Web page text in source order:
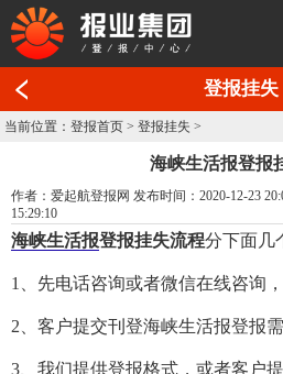
登报挂失
当前位置：登报首页 >登报挂失 >
海峡生活报登报
作者：爱起航登报网 发布时间：2020-12-23
15:29:10
海峡生活报登报挂失流程分下面几
1、先电话咨询或者微信在线咨询
2、客户提交刊登海峡生活报登报
3、我们提供登报格式，或者客户